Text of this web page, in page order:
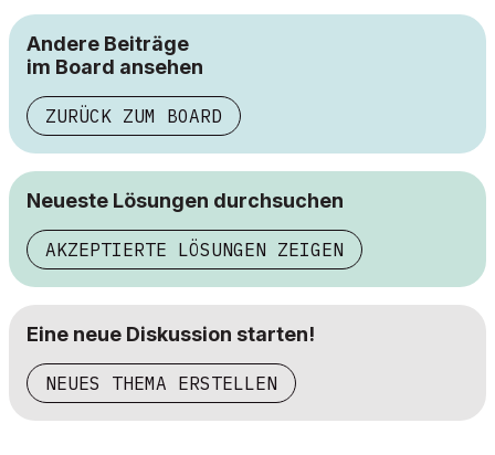
Andere Beiträge
im Board ansehen
ZURÜCK ZUM BOARD
Neueste Lösungen durchsuchen
AKZEPTIERTE LÖSUNGEN ZEIGEN
Eine neue Diskussion starten!
NEUES THEMA ERSTELLEN